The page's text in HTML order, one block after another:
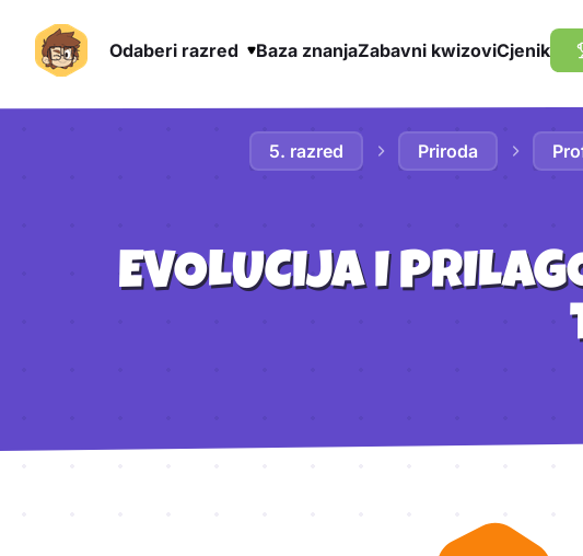
Odaberi razred Baza znanjaZabavni kwizoviCjenik
5. razred
Priroda
EVOLUCIJA I